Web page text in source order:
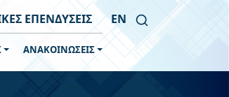
ΕΠΕΝΔΥΣΕΙΣ EN
ΑΝΑΚΟΙΝΩΣΕΙΣ